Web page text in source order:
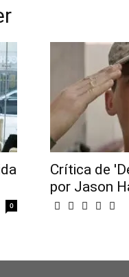
0
Crítica de
por Jason